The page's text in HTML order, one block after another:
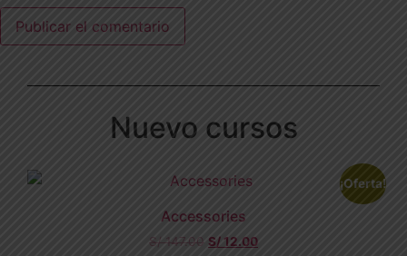
Nuevo cursos
¡Oferta!
Accessories
S/147.00 S/ 12.00